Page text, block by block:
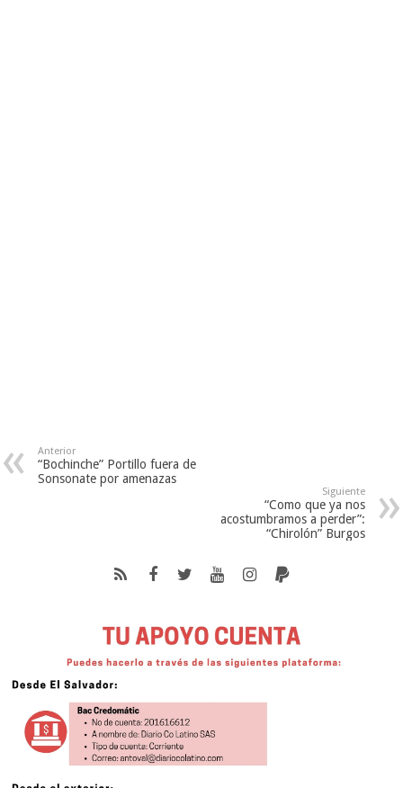
Anterior
“Bochinche” Portillo fuera de
Sonsonate por amenazas
Siguiente
“Como que ya nos
acostumbramos a perder”:
“Chirolón” Burgos